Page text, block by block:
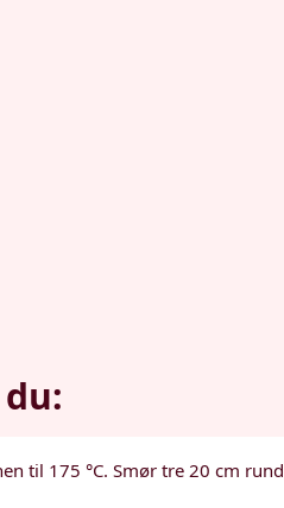
til 175 °C. Smør tre 20 cm